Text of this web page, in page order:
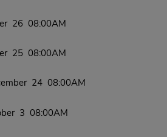
26 08:00AM
25 08:00AM
24 08:00AM
3 08:00AM